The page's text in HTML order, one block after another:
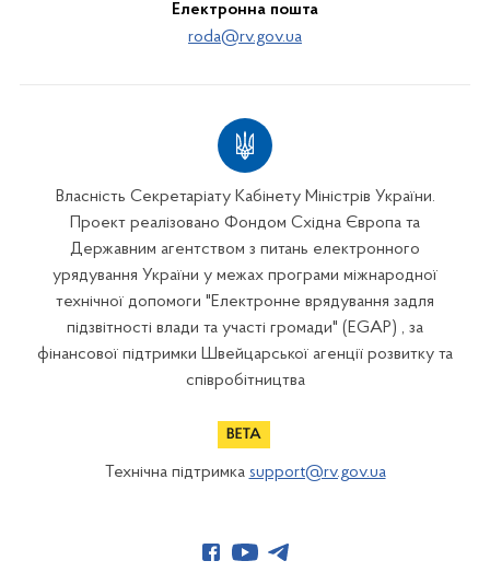
Електронна пошта
roda@rv.gov.ua
Власність Секретаріату Кабінету Міністрів України.
Проект реалізовано Фондом Східна Європа та
Державним агентством з питань електронного
урядування України у межах програми міжнародної
технічної допомоги "Електронне врядування задля
підзвітності влади та участі громади" (EGAP) , за
фінансової підтримки Швейцарської агенції розвитку та
співробітництва
Технічна підтримка support@rv.gov.ua